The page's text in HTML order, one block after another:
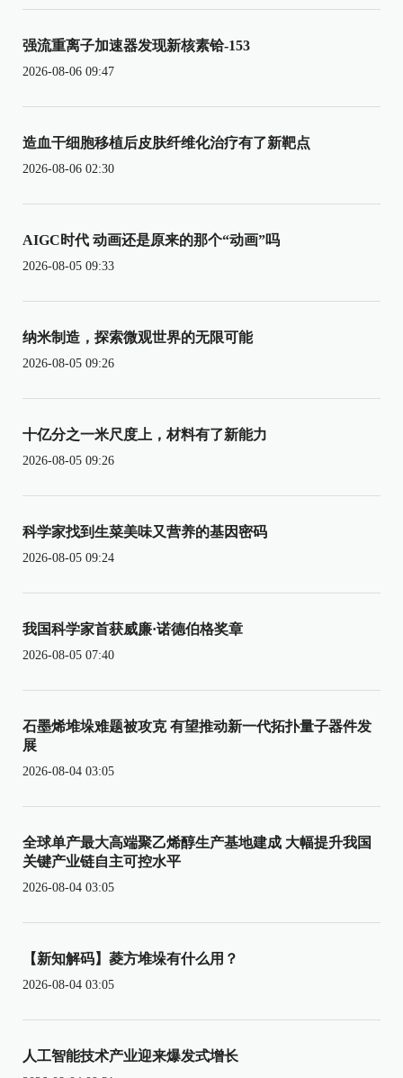
强流重离子加速器发现新核素铪-153
2026-08-06 09:47
造血干细胞移植后皮肤纤维化治疗有了新靶点
2026-08-06 02:30
AIGC时代 动画还是原来的那个“动画”吗
2026-08-05 09:33
纳米制造，探索微观世界的无限可能
2026-08-05 09:26
十亿分之一米尺度上，材料有了新能力
2026-08-05 09:26
科学家找到生菜美味又营养的基因密码
2026-08-05 09:24
我国科学家首获威廉·诺德伯格奖章
2026-08-05 07:40
石墨烯堆垛难题被攻克 有望推动新一代拓扑量子器件发
展
2026-08-04 03:05
全球单产最大高端聚乙烯醇生产基地建成 大幅提升我国
关键产业链自主可控水平
2026-08-04 03:05
【新知解码】菱方堆垛有什么用？
2026-08-04 03:05
人工智能技术产业迎来爆发式增长